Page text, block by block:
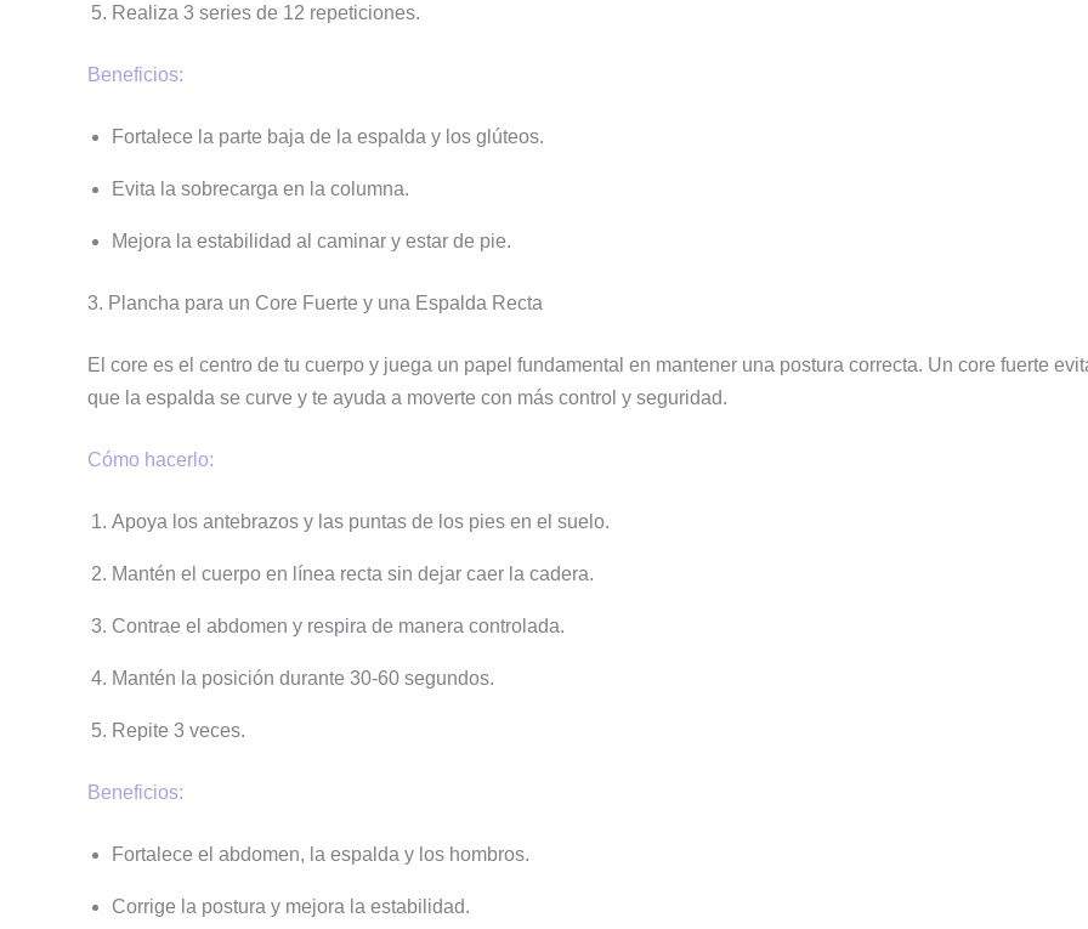
Realiza 3 series de 12 repeticiones.
Beneficios:
Fortalece la parte baja de la espalda y los glúteos.
Evita la sobrecarga en la columna.
Mejora la estabilidad al caminar y estar de pie.
3. Plancha para un Core Fuerte y una Espalda Recta
El core es el centro de tu cuerpo y juega un papel fundamental en mantener una postura correcta. Un core fuerte
que la espalda se curve y te ayuda a moverte con más control y seguridad.
Cómo hacerlo:
Apoya los antebrazos y las puntas de los pies en el suelo.
Mantén el cuerpo en línea recta sin dejar caer la cadera.
Contrae el abdomen y respira de manera controlada.
Mantén la posición durante 30-60 segundos.
Repite 3 veces.
Beneficios:
Fortalece el abdomen, la espalda y los hombros.
Corrige la postura y mejora la estabilidad.